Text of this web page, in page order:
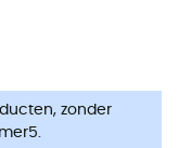
zonder